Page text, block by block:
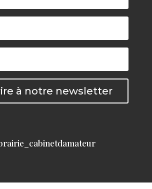
à notre newsletter